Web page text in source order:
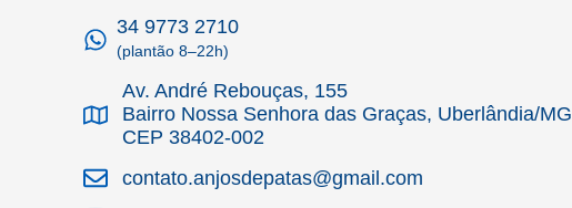
34 9773 2710
(plantão 8–22h)
Av. André Rebouças, 155
Bairro Nossa Senhora das Graças, Uberlândia/MG
CEP 38402-002
contato.anjosdepatas@gmail.com